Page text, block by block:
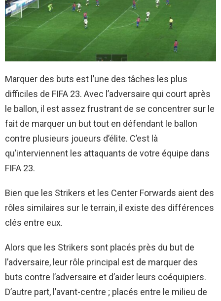
Marquer des buts est l’une des tâches les plus
difficiles de FIFA 23. Avec l’adversaire qui court après
le ballon, il est assez frustrant de se concentrer sur le
fait de marquer un but tout en défendant le ballon
contre plusieurs joueurs d’élite. C’est là
qu’interviennent les attaquants de votre équipe dans
FIFA 23.
Bien que les Strikers et les Center Forwards aient des
rôles similaires sur le terrain, il existe des différences
clés entre eux.
Alors que les Strikers sont placés près du but de
l’adversaire, leur rôle principal est de marquer des
buts contre l’adversaire et d’aider leurs coéquipiers.
D’autre part, l’avant-centre ; placés entre le milieu de